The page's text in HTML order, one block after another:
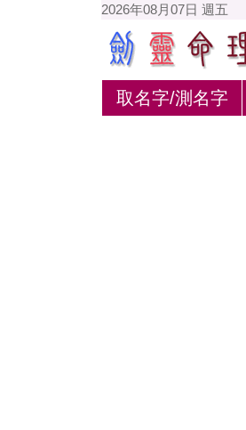
2026年08月07日 週五
取名字/測名字